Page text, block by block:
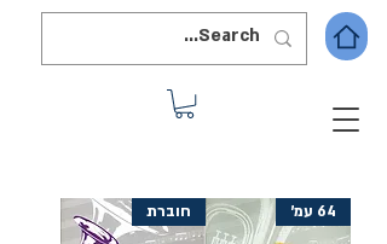
64 עמ' חוברת